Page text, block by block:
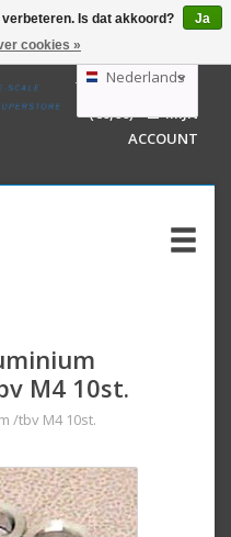
GBP
AUD
Nederlands
Deutsch
English
WINKELWAGEN
(€0,00)
MIJN
ACCOUNT
M4 10st.
/tbv M4 10st.
Is dat akkoord?
Ja
cookies »